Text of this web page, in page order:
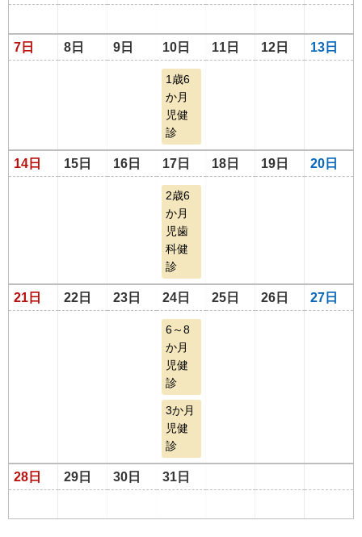
7日 8日 9日 10日 11日 12日 13日
1歳6
か月
児健
診
14日 15日 16日 17日 18日 19日 20日
2歳6
か月
児歯
科健
診
21日 22日 23日 24日 25日 26日 27日
6～8
か月
児健
診
3か月
児健
診
28日 29日 30日 31日